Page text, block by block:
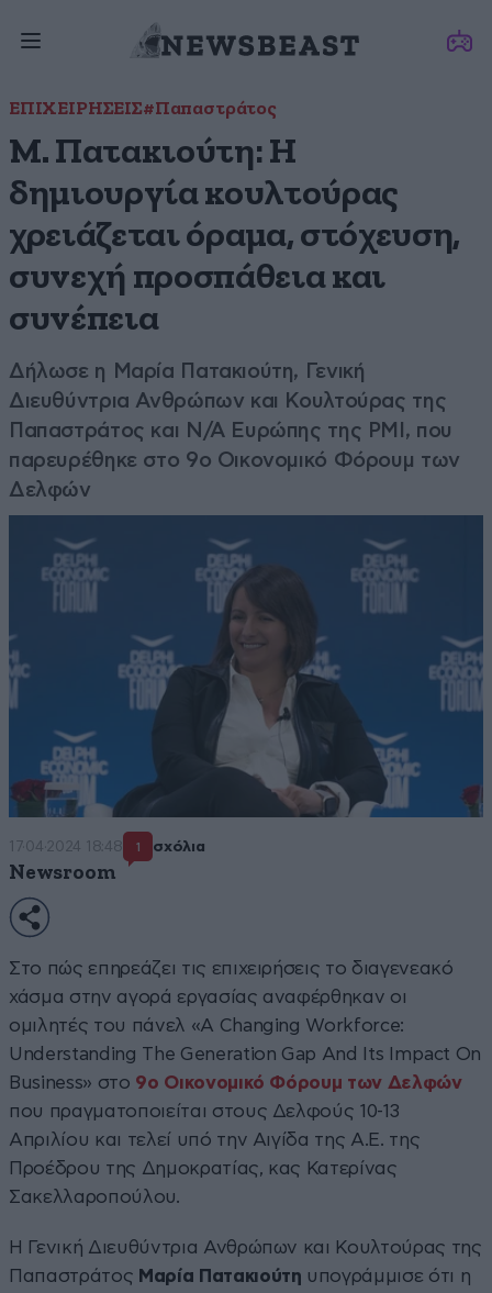
ΕΠΙΧΕΙΡΗΣΕΙΣ#Παπαστράτος
Μ. Πατακιούτη: Η
δημιουργία κουλτούρας
χρειάζεται όραμα, στόχευση,
συνεχή προσπάθεια και
συνέπεια
Δήλωσε η Μαρία Πατακιούτη, Γενική
Διευθύντρια Ανθρώπων και Κουλτούρας της
Παπαστράτος και Ν/Α Ευρώπης της PMI, που
παρευρέθηκε στο 9o Οικονομικό Φόρουμ των
Δελφών
17·04·2024 18:48 1 σχόλια
Newsroom
Στο πώς επηρεάζει τις επιχειρήσεις το διαγενεακό
χάσμα στην αγορά εργασίας αναφέρθηκαν οι
ομιλητές του πάνελ «A Changing Workforce:
Understanding The Generation Gap And Its Impact On
Business» στο 9o Οικονομικό Φόρουμ των Δελφών
που πραγματοποιείται στους Δελφούς 10-13
Απριλίου και τελεί υπό την Αιγίδα της Α.Ε. της
Προέδρου της Δημοκρατίας, κας Κατερίνας
Σακελλαροπούλου.
Η Γενική Διευθύντρια Ανθρώπων και Κουλτούρας της
Παπαστράτος Μαρία Πατακιούτη υπογράμμισε ότι η